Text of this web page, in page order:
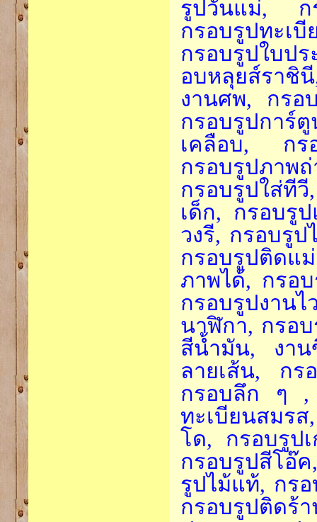
รูปวันแม่, ก
กรอบรูปทะเ
กรอบรูปใบป
อบหลุยส์ราชิ
งานศพ, กรอ
กรอบรูปการ์
เคลือบ, กร
กรอบรูปภา
กรอบรูปใส่ที
เด็ก, กรอบรู
วงรี, กรอบรู
กรอบรูปติดแ
ภาพได้, กรอ
กรอบรูปงาน
นาฬิกา, กรอบ
สีน้ำมัน, งาน
ลายเส้น, กร
กรอบลึก ๆ ,
ทะเบียนสมร
โด, กรอบรูป
กรอบรูปสีโอ๊
รูปไม้แท้, กร
กรอบรูปติดร้